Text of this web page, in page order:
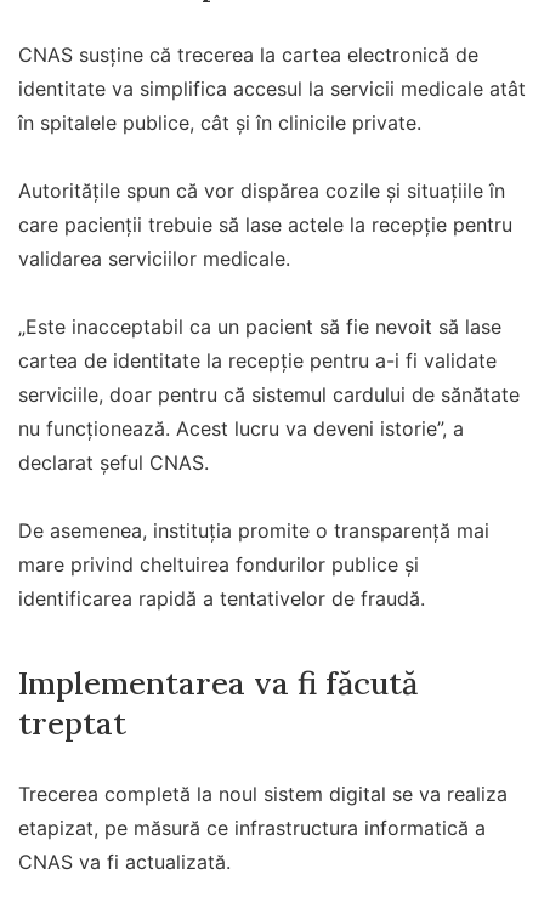
CNAS susține că trecerea la cartea electronică de
identitate va simplifica accesul la servicii medicale atât
în spitalele publice, cât și în clinicile private.
Autoritățile spun că vor dispărea cozile și situațiile în
care pacienții trebuie să lase actele la recepție pentru
validarea serviciilor medicale.
„Este inacceptabil ca un pacient să fie nevoit să lase
cartea de identitate la recepție pentru a-i fi validate
serviciile, doar pentru că sistemul cardului de sănătate
nu funcționează. Acest lucru va deveni istorie”, a
declarat șeful CNAS.
De asemenea, instituția promite o transparență mai
mare privind cheltuirea fondurilor publice și
identificarea rapidă a tentativelor de fraudă.
Implementarea va fi făcută
treptat
Trecerea completă la noul sistem digital se va realiza
etapizat, pe măsură ce infrastructura informatică a
CNAS va fi actualizată.